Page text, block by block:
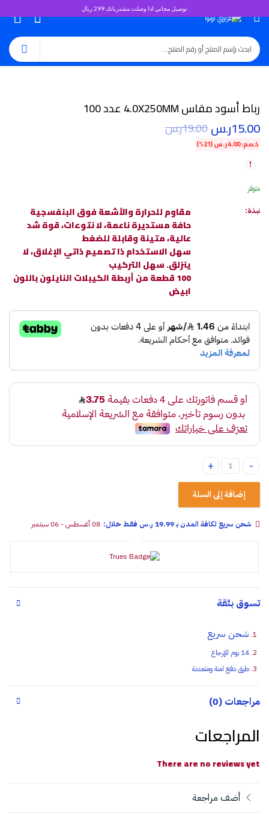
توصيل مجاني اذا وصلت مشترياتك 299 ريال
رباط أسود مقاس 4.0X250MM عدد 100
15.00ر.س19.00ر.س
خصم:4.00ر.س(21%)
متوفر
نبذة:
مقاوم للحرارة والأشعة فوق البنفسجية
حافة مستديرة ناعمة، لا نتوءات، قوة شد
عالية، متينة وقابلة للضغط
سهل الاستخدام ذا تصميم ذاتي الإغلاق، لا
ينزلق. سهل التركيب
100 قطعة من أربطة الكيبلات النايلون باللون
ابيض
رباط أسود مقاس 4.0X250MM عدد 100 quantity
إضافة إلى السلة
شحن سريع لكافة المدن بـ 19.99 ر.س فقـط خلال: 08 أغسطس - 06 سبتمبر
تسوق بثقة
شحن سريع
14 يوم للإرجاع
طرق دفع امنة ومتعددة
مراجعات (0)
المراجعات
There are no reviews yet
أضف مراجعة